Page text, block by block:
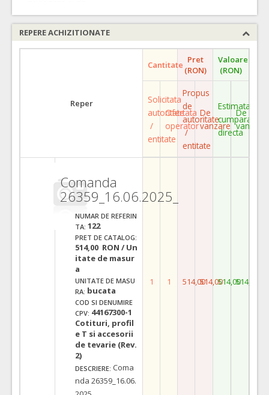
REPERE ACHIZITIONATE
Reper
Cantitate Pret
(RON)
Valoare
(RON)
Solicitata
autoritate
/
entitate
Ofertata
operator
Propus
de
autoritate
/
entitate
De
vanzare
Estimata
cumparare
directa
De
vanzare
Comanda
26359_16.06.2025_
NUMAR DE REFERIN
TA: 122
PRET DE CATALOG:
514,00 RON / Un
itate de masur
a
UNITATE DE MASU
RA: bucata
COD SI DENUMIRE
CPV: 44167300-1
Cotituri, profil
e T si accesorii
de tevarie (Rev.
2)
DESCRIERE: Coma
nda 26359_16.06.
1 1 514,00514,00514,00514,00